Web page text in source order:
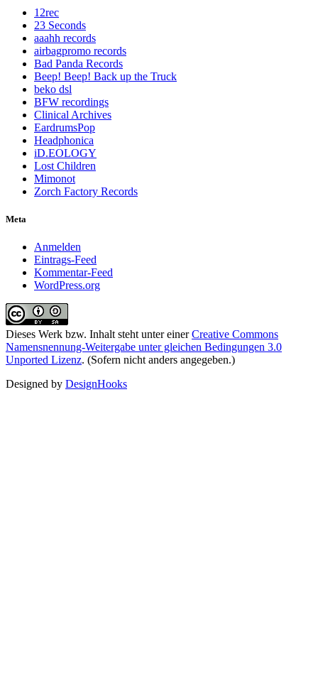
12rec
23 Seconds
aaahh records
airbagpromo records
Bad Panda Records
Beep! Beep! Back up the Truck
beko dsl
BFW recordings
Clinical Archives
EardrumsPop
Headphonica
iD.EOLOGY
Lost Children
Mimonot
Zorch Factory Records
Meta
Anmelden
Eintrags-Feed
Kommentar-Feed
WordPress.org
Dieses Werk bzw. Inhalt steht unter einerCreative Commons
Namensnennung-Weitergabe unter gleichen Bedingungen 3.0
Unported Lizenz. (Sofern nicht anders angegeben.)
Designed by DesignHooks